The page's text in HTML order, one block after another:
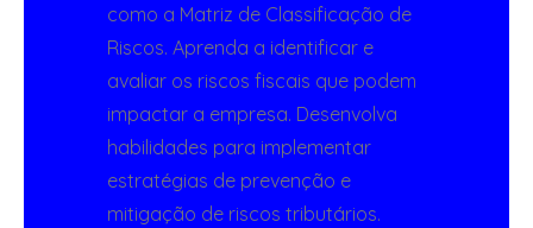
como a Matriz de Classificação de
Riscos. Aprenda a identificar e
avaliar os riscos fiscais que podem
impactar a empresa. Desenvolva
habilidades para implementar
estratégias de prevenção e
mitigação de riscos tributários.